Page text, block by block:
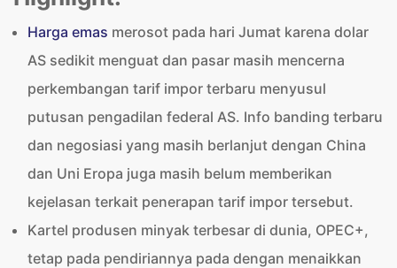
Harga emas merosot pada hari Jumat karena dolar
AS sedikit menguat dan pasar masih mencerna
perkembangan tarif impor terbaru menyusul
putusan pengadilan federal AS. Info banding terbaru
dan negosiasi yang masih berlanjut dengan China
dan Uni Eropa juga masih belum memberikan
kejelasan terkait penerapan tarif impor tersebut.
Kartel produsen minyak terbesar di dunia, OPEC+,
tetap pada pendiriannya pada dengan menaikkan